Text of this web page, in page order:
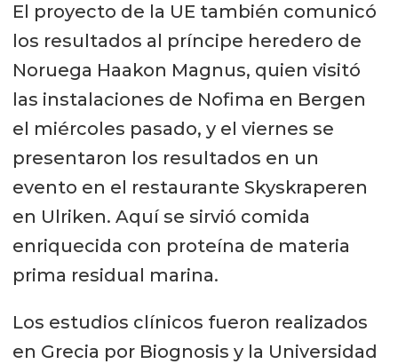
relacionados con el rendimiento
deportivo y los niveles de omega 3
en la sangre con el uso del
suplemento dietético. Los
ingredientes han sido
desarrollados por Nofima,
Seagarden y Pelagia/Epax.
Desarrollo de proteína tunicada
para hamburguesas y tunicado
del sabor de la carne. Los
ingredientes han sido
El proyecto de la UE también comunicó
los resultados al príncipe heredero de
Noruega Haakon Magnus, quien visitó
las instalaciones de Nofima en Bergen
el miércoles pasado, y el viernes se
presentaron los resultados en un
evento en el restaurante Skyskraperen
en Ulriken. Aquí se sirvió comida
enriquecida con proteína de materia
prima residual marina.
Los estudios clínicos fueron realizados
en Grecia por Biognosis y la Universidad